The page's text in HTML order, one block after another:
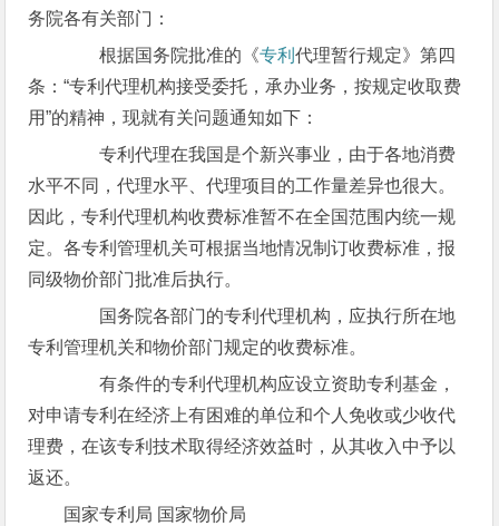
务院各有关部门：
根据国务院批准的《专利代理暂行规定》第四
条：“专利代理机构接受委托，承办业务，按规定收取费
用”的精神，现就有关问题通知如下：
专利代理在我国是个新兴事业，由于各地消费
水平不同，代理水平、代理项目的工作量差异也很大。
因此，专利代理机构收费标准暂不在全国范围内统一规
定。各专利管理机关可根据当地情况制订收费标准，报
同级物价部门批准后执行。
国务院各部门的专利代理机构，应执行所在地
专利管理机关和物价部门规定的收费标准。
有条件的专利代理机构应设立资助专利基金，
对申请专利在经济上有困难的单位和个人免收或少收代
理费，在该专利技术取得经济效益时，从其收入中予以
返还。
国家专利局 国家物价局